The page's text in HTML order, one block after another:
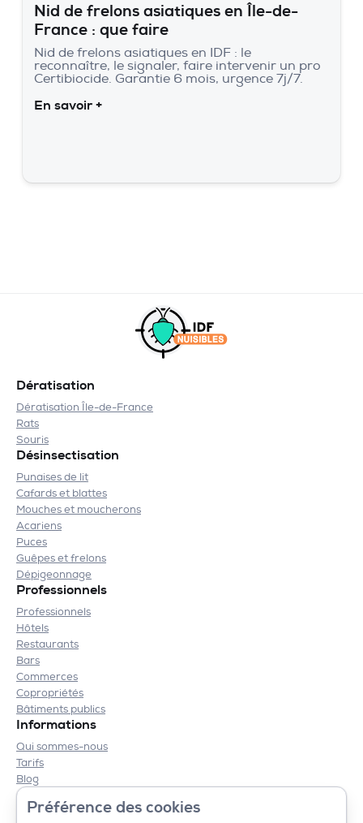
Nid de frelons asiatiques en Île-de-
France : que faire
Nid de frelons asiatiques en IDF : le
reconnaître, le signaler, faire intervenir un pro
Certibiocide. Garantie 6 mois, urgence 7j/7.
En savoir +
Préférence des cookies
Dératisation
Dératisation Île-de-France
Rats
Souris
Désinsectisation
Punaises de lit
Cafards et blattes
Mouches et moucherons
Acariens
Puces
Guêpes et frelons
Dépigeonnage
Professionnels
Professionnels
Hôtels
Restaurants
Bars
Commerces
Copropriétés
Bâtiments publics
Informations
Qui sommes-nous
Tarifs
Blog
Contact
Mentions légales